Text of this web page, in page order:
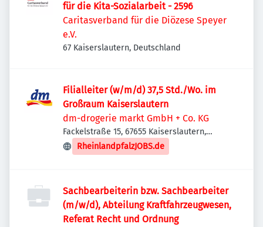
für die Kita-Sozialarbeit - 2596
Caritasverband für die Diözese Speyer
e.V.
67 Kaiserslautern, Deutschland
Filialleiter (w/m/d) 37,5 Std./Wo. im
Großraum Kaiserslautern
dm-drogerie markt GmbH + Co. KG
Fackelstraße 15, 67655 Kaiserslautern,
Deutschland
RheinlandpfalzJOBS.de
Sachbearbeiterin bzw. Sachbearbeiter
(m/w/d), Abteilung Kraftfahrzeugwesen,
Referat Recht und Ordnung